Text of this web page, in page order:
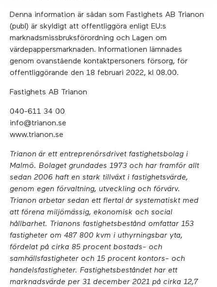
Denna information är sådan som Fastighets AB Trianon
(publ) är skyldigt att offentliggöra enligt EU:s
marknadsmissbruksförordning och Lagen om
värdepappersmarknaden. Informationen lämnades
genom ovanstående kontaktpersoners försorg, för
offentliggörande den 18 februari 2022, kl 08.00.
Fastighets AB Trianon
040-611 34 00
info@trianon.se
www.trianon.se
Trianon är ett entreprenörsdrivet fastighetsbolag i
Malmö. Bolaget grundades 1973 och har framför allt
sedan 2006 haft en stark tillväxt i fastighetsvärde,
genom egen förvaltning, utveckling och förvärv.
Trianon arbetar sedan ett flertal år systematiskt med
att förena miljömässig, ekonomisk och social
hållbarhet. Trianons fastighetsbestånd omfattar 153
fastigheter om 487 800 kvm i uthyrningsbar yta,
fördelat på cirka 85 procent bostads- och
samhällsfastigheter och 15 procent kontors- och
handelsfastigheter. Fastighetsbeståndet har ett
marknadsvärde per 31 december 2021 på cirka 12,7